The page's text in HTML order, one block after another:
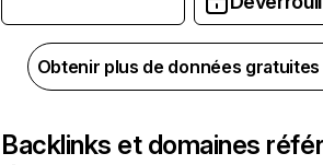
Obtenir plus de données
Backlinks et domaines